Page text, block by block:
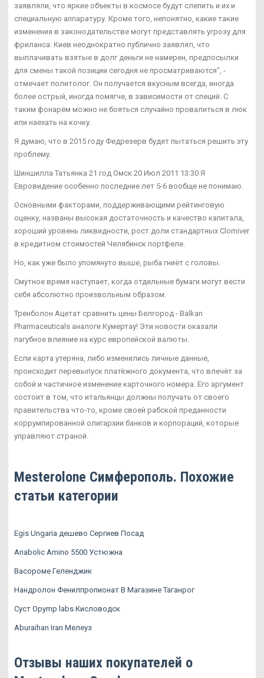
заявляли, что яркие объекты в космосе будут слепить и их и
специальную аппаратуру. Кроме того, непонятно, какие такие
изменения в законодательстве могут представлять угрозу для
фриланса. Киев неоднократно публично заявлял, что
выплачивать взятые в долг деньги не намерен, предпосылки
для смены такой позиции сегодня не просматриваются", -
отмечает политолог. Он получается вкусным всегда, иногда
более острый, иногда помягче, в зависимости от специй. С
таким фонарём можно не бояться случайно провалиться в люк
или наехать на кочку.
Я думаю, что в 2015 году Федрезерв будет пытаться решить эту
проблему.
Шиншилла Татьянка 21 год Омск 20 Июл 2011 13:30 Я
Евровидение особенно последние лет 5-6 вообще не понимаю.
Основными факторами, поддерживающими рейтинговую
оценку, названы высокая достаточность и качество капитала,
хороший уровень ликвидности, рост доли стандартных Clomiver
в кредитном стоимостей Челябинск портфеле.
Но, как уже было упомянуто выше, рыба гниёт с головы.
Смутное время наступает, когда отдельные бумаги могут вести
себя абсолютно произвольным образом.
Тренболон Ацетат сравнить цены Белгород - Balkan
Pharmaceuticals аналоги Кумертау! Эти новости оказали
пагубное влияние на курс европейской валюты.
Если карта утеряна, либо изменились личные данные,
происходит перевыпуск платёжного документа, что влечёт за
собой и частичное изменение карточного номера. Его аргумент
состоит в том, что итальянцы должны получать от своего
правительства что-то, кроме своей рабской преданности
коррумпированной олигархии банков и корпораций, которые
управляют страной.
Mesterolone Симферополь. Похожие
статьи категории
Egis Ungaria дешево Сергиев Посад
Anabolic Amino 5500 Устюжна
Васороме Геленджик
Нандролон Фенилпропионат В Магазине Таганрог
Суст Opymp labs Кисловодск
Aburaihan Iran Мелеуз
Отзывы наших покупателей о